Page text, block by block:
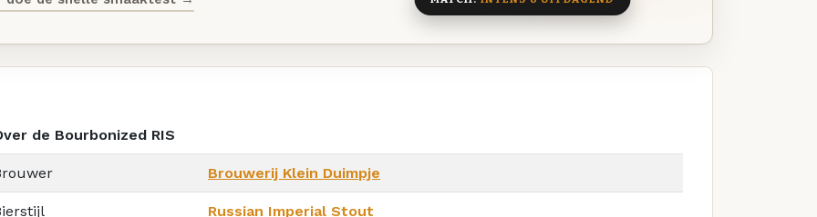
de Bourbonized RIS
Brouwerij Klein Duimpje
Russian Imperial Stout